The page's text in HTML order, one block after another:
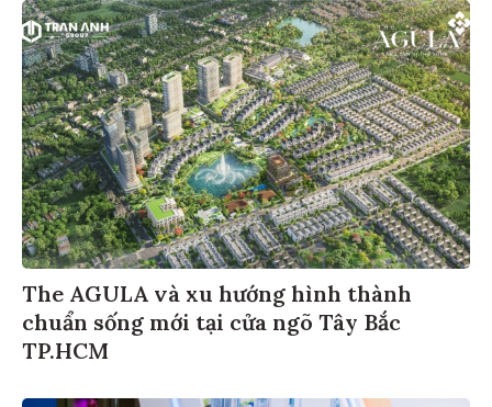
The AGULA và xu hướng hình thành
chuẩn sống mới tại cửa ngõ Tây Bắc
TP.HCM